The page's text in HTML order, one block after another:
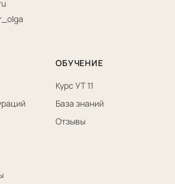
ОБУЧЕНИЕ
Курс УТ 11
База знаний
Отзывы